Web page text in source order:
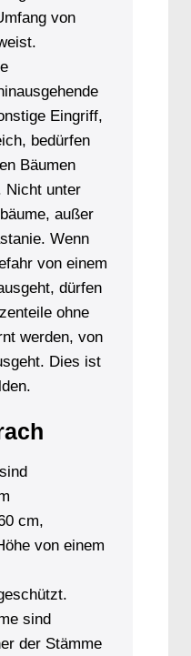
von
Eingriff,
bedürfen
Bäumen
Nicht unter
außer
Wenn
von einem
dürfen
ohne
werden, von
Dies ist
cm,
von einem
sind
der Stämme